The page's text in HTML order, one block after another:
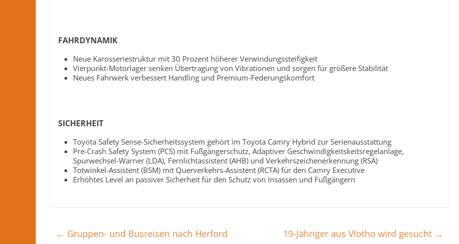
FAHRDYNAMIK
Neue Karosseriestruktur mit 30 Prozent höherer Verwindungssteifigkeit
Vierpunkt-Motorlager senken Übertragung von Vibrationen und sorgen für größere Stabilität
Neues Fahrwerk verbessert Handling und Premium-Federungskomfort
SICHERHEIT
Toyota Safety Sense-Sicherheitssystem gehört im Toyota Camry Hybrid zur Serienausstattung
Pre-Crash Safety System (PCS) mit Fußgängerschutz, Adaptiver Geschwindigkeitskeitsregelanlage,
Spurwechsel-Warner (LDA), Fernlichtassistent (AHB) und Verkehrszeichenerkennung (RSA)
Totwinkel-Assistent (BSM) mit Querverkehrs-Assistent (RCTA) für den Camry Executive
Erhöhtes Level an passiver Sicherheit für den Schutz von Insassen und Fußgängern
← Gruppen- und Busreisen nach Herford 19-Jähriger aus Vlotho wird gesucht →